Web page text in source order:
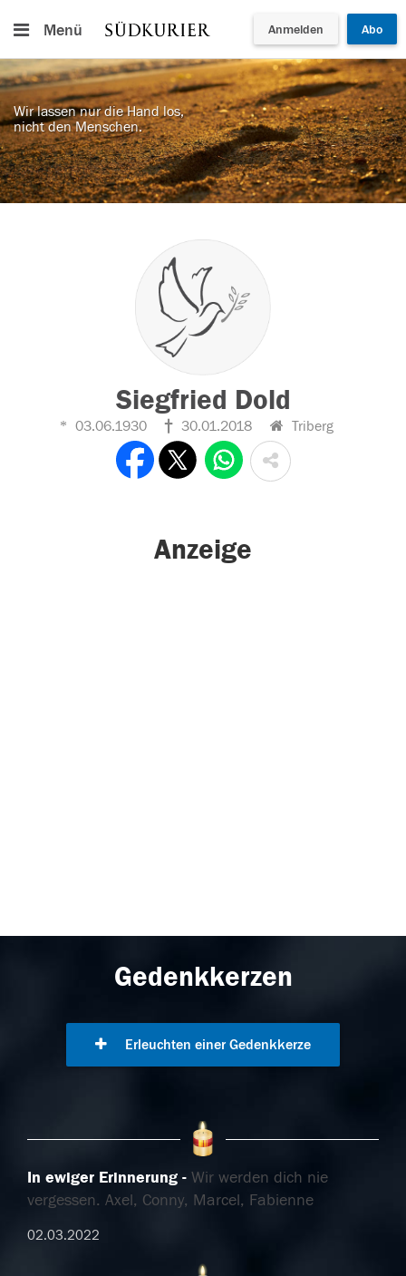
Menü Anmelden Abo
Wir lassen nur die Hand los,
nicht den Menschen.
Siegfried Dold
03.06.1930 30.01.2018 Triberg
Anzeige
Gedenkkerzen
Erleuchten einer Gedenkkerze
In ewiger Erinnerung
Wir werden dich nie
vergessen. Axel, Conny, Marcel, Fabienne
02.03.2022